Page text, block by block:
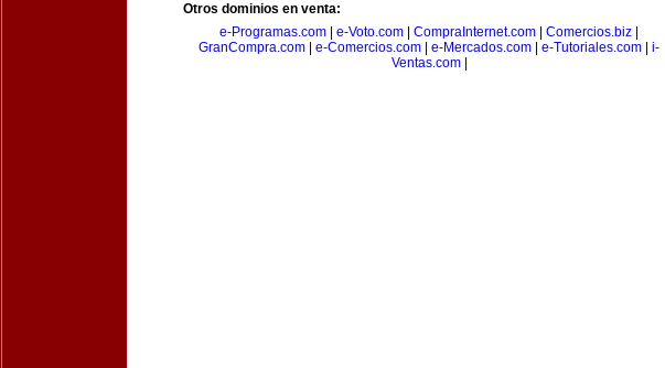
Otros dominios en venta:
e-Programas.com
e-Voto.com CompraInternet.com Comercios.biz
GranCompra.com
e-Comercios.com e-Mercados.com e-Tutoriales.com
i-
Ventas.com|